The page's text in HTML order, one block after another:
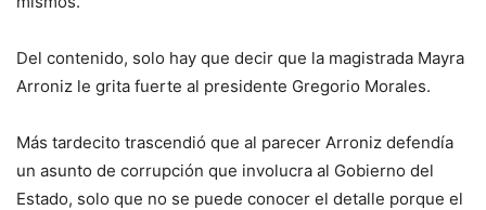
Del contenido, solo hay que decir que la magistrada Mayra
Arroniz le grita fuerte al presidente Gregorio Morales.
Más tardecito trascendió que al parecer Arroniz defendía
un asunto de corrupción que involucra al Gobierno del
Estado, solo que no se puede conocer el detalle porque el